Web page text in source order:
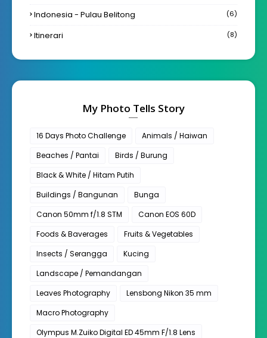
Indonesia - Pulau Belitong (6)
Itinerari (8)
My Photo Tells Story
16 Days Photo Challenge
Animals / Haiwan
Beaches / Pantai
Birds / Burung
Black & White / Hitam Putih
Buildings / Bangunan
Bunga
Canon 50mm f/1.8 STM
Canon EOS 60D
Foods & Baverages
Fruits & Vegetables
Insects / Serangga
Kucing
Landscape / Pemandangan
Leaves Photography
Lensbong Nikon 35 mm
Macro Photography
Olympus M.Zuiko Digital ED 45mm F/1.8 Lens